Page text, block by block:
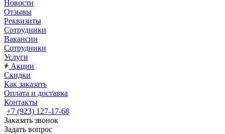
Новости
Отзывы
Реквизиты
Сотрудники
Вакансии
Сотрудники
Услуги
Акции
Скидки
Как заказать
Оплата и доставка
Контакты
+7 (923) 127-17-68
Заказать звонок
Задать вопрос